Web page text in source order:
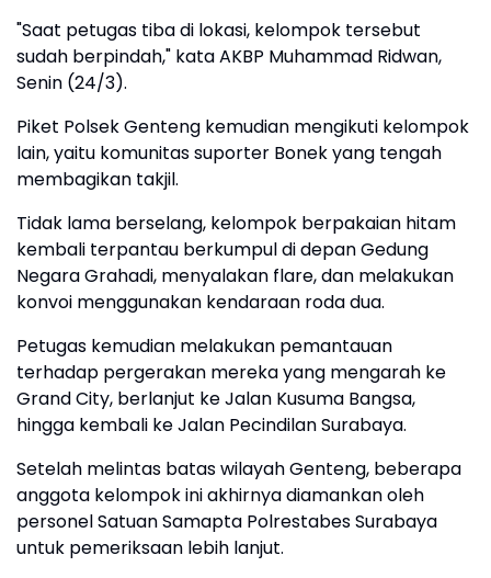
"Saat petugas tiba di lokasi, kelompok tersebut
sudah berpindah," kata AKBP Muhammad Ridwan,
Senin (24/3).
Piket Polsek Genteng kemudian mengikuti kelompok
lain, yaitu komunitas suporter Bonek yang tengah
membagikan takjil.
Tidak lama berselang, kelompok berpakaian hitam
kembali terpantau berkumpul di depan Gedung
Negara Grahadi, menyalakan flare, dan melakukan
konvoi menggunakan kendaraan roda dua.
Petugas kemudian melakukan pemantauan
terhadap pergerakan mereka yang mengarah ke
Grand City, berlanjut ke Jalan Kusuma Bangsa,
hingga kembali ke Jalan Pecindilan Surabaya.
Setelah melintas batas wilayah Genteng, beberapa
anggota kelompok ini akhirnya diamankan oleh
personel Satuan Samapta Polrestabes Surabaya
untuk pemeriksaan lebih lanjut.